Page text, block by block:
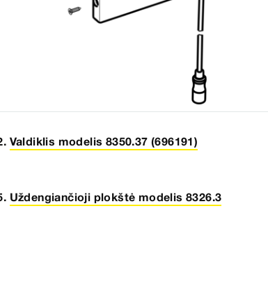
Valdiklis modelis 8350.37 (696191)
Uždengiančioji plokštė modelis 8326.3